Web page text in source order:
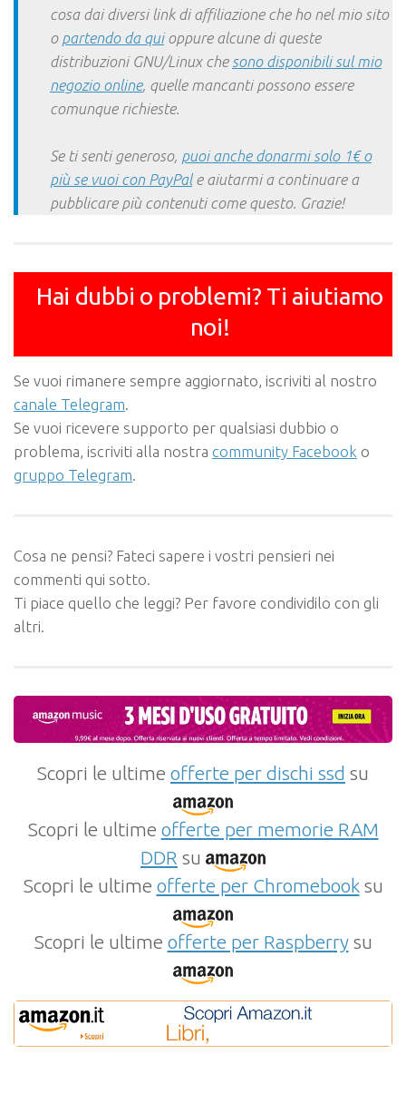
cosa dai diversi link di affiliazione che ho nel mio sito
o partendo da quioppure alcune di queste
distribuzioni GNU/Linux che sono disponibili sul mio
negozio online, quelle mancanti possono essere
comunque richieste.
Se ti senti generoso, puoi anche donarmi solo 1€ o
più se vuoi con PayPale aiutarmi a continuare a
pubblicare più contenuti come questo. Grazie!
Hai dubbi o problemi? Ti aiutiamo
noi!
Se vuoi rimanere sempre aggiornato, iscriviti al nostro
canale Telegram.
Se vuoi ricevere supporto per qualsiasi dubbio o
problema, iscriviti alla nostra community Facebook o
gruppo Telegram.
Cosa ne pensi? Fateci sapere i vostri pensieri nei
commenti qui sotto.
Ti piace quello che leggi? Per favore condividilo con gli
altri.
Scopri le ultime offerte per dischi ssd su
Scopri le ultime offerte per memorie RAM
DDR su
Scopri le ultime offerte per Chromebooksu
Scopri le ultime offerte per Raspberrysu